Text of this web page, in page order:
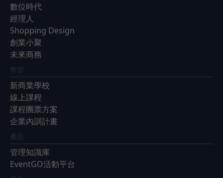
數位時代
經理人
Shopping Design
創業小聚
未來商務
學習
新商業學校
線上課程
課程團票方案
企業內訓計畫
產品
管理知識庫
EventGO活動平台